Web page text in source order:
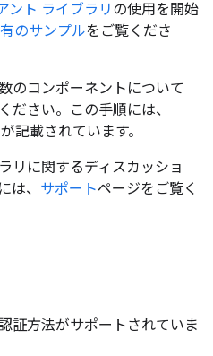
ント ライブラリ の使用を開始
のサンプルをご覧くださ
のコンポーネントについて
ださい。この手順には、
が記載されています。
リに関するディスカッショ
は、 サポートページをご覧く
証方法がサポートされていま